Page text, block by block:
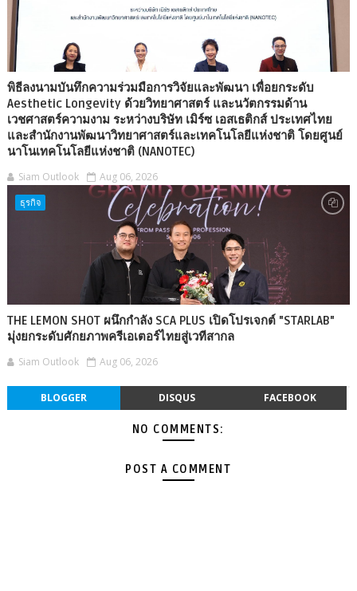
พิธีลงนามบันทึกความร่วมมือการวิจัยและพัฒนา เพื่อยกระดับ
Aesthetic Longevity ด้วยวิทยาศาสตร์ และนวัตกรรมด้าน
เวชศาสตร์ความงาม ระหว่างบริษัท เมิร์ซ เอสเธติกส์ ประเทศไทย
และสำนักงานพัฒนาวิทยาศาสตร์และเทคโนโลยีแห่งชาติ โดยศูนย์
นาโนเทคโนโลยีแห่งชาติ (NANOTEC)
Siam Outlook Aug 06, 2026
ธุรกิจ
THE LEMON SHOT ผนึกกำลัง SCA PLUS เปิดโปรเจกต์ "STARLAB"
มุ่งยกระดับศักยภาพครีเอเตอร์ไทยสู่เวทีสากล
Siam Outlook Aug 06, 2026
BLOGGER DISQUS FACEBOOK
NO COMMENTS:
POST A COMMENT